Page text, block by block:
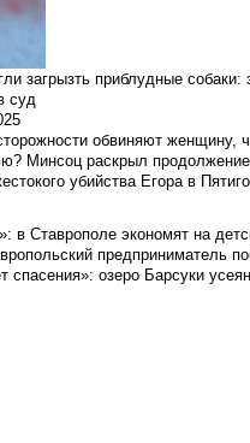
загрызть приблудные
суд
обвиняют женщину,
Минсоц раскрыл
убийства Егора в
в Ставрополе экономят на
предприниматель
спасения»: озеро Барсуки